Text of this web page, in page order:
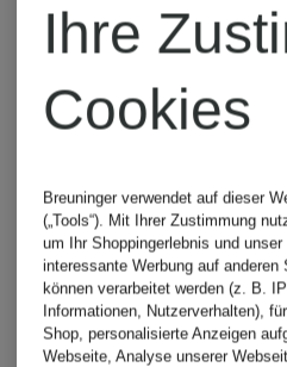
CAIN
7/8-
Hosen
MARC
Ihre
Cookies
Breuninger verwendet auf dieser
(„Tools“). Mit Ihrer Zustimmung
um Ihr Shoppingerlebnis und
interessante Werbung auf
können verarbeitet werden (z. B.
Informationen, Nutzerverhalten),
Shop, personalisierte Anzeigen
Webseite, Analyse unserer